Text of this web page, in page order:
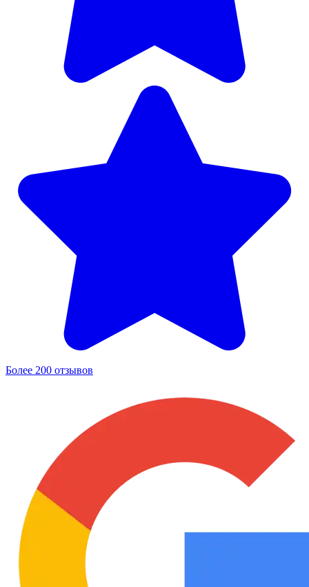
Более 200 отзывов